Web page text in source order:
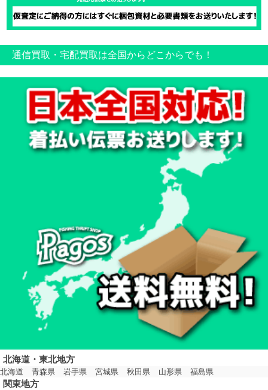
通信買取・宅配買取は全国からどこからでも！
北海道・東北地方
北海道 青森県 岩手県 宮城県 秋田県 山形県 福島県
関東地方